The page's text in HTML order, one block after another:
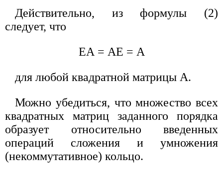
Действительно, из формулы (2)
следует, что
ЕА = АЕ = А
для любой квадратной матрицы А.
Можно убедиться, что множество всех
квадратных матриц заданного порядка
образует относительно введенных
операций сложения и умножения
(некоммутативное) кольцо.